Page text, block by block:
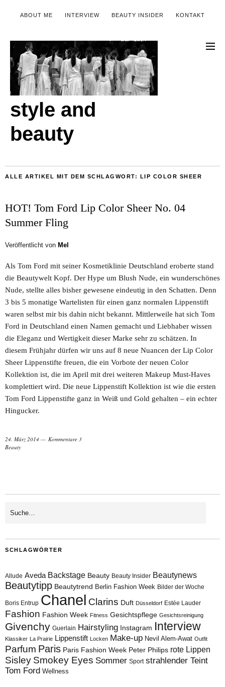
ABOUT ME INTERVIEW BEAUTY INSIDER KONTAKT
style and
beauty
ALLE ARTIKEL MIT DEM SCHLAGWORT: LIP COLOR SHEER
HOT! Tom Ford Lip Color Sheer No. 04
Summer Fling
Veröffentlicht von Mel
Als Tom Ford mit seiner Kosmetiklinie Deutschland eroberte stand
die Beautywelt Kopf. Der Hype um Blush Nude, ein wunderschönes
Nude, stellte alles bisher gewesene eindeutig in den Schatten. Denn
3 bis 5 monatige Wartelisten für einen ganz normalen Lippenstift
waren selbst mir bis dahin nicht bekannt. Mittlerweile hat sich Tom
Ford in Deutschland einen Namen gemacht und Liebhaber wissen
die Eleganz und Wertigkeit dieser Marke sehr zu schätzen. In
diesem Frühjahr dürfen wir uns auf 8 neue Nuancen der Lip Color
Sheer Lippenstifte freuen, die ein Vorbote der neuen Color
Kollektion ist, die im April mit drei weiteren Makeup Must-Haves
komplettiert wird. Die neue Lippenstift Kollektion ist wie die ersten
Tom Ford Lippenstifte ganz in Weiß und Gold gehalten – ein echter
Hingucker.
24. März 2014
Kommentare 3
Beauty
SCHLAGWÖRTER
Allude Aveda Backstage Beauty Beauty Insider Beautynews
Beautytipp Beautytrend Berlin Fashion Week Bilder der Woche
Boris Entrup Chanel Clarins Duft Düsseldorf Estée Lauder
Fashion Fashion Week Fitness Gesichtspflege Gesichtsreinigung
Givenchy Guerlain Hairstyling Instagram Interview
Klassiker La Prairie Lippenstift Locken Make-up Nevil Alem-Awat Outfit
Parfum Paris Paris Fashion Week Peter Philips rote Lippen
Sisley Smokey Eyes Sommer Sport strahlender Teint
Tom Ford Wellness